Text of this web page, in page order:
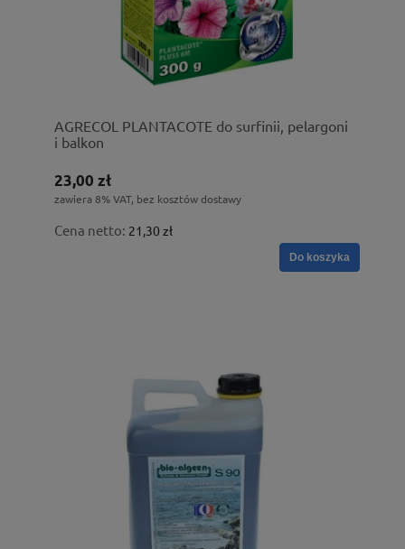
AGRECOL PLANTACOTE do surfinii, pelargoni
i balkon
23,00 zł
zawiera 8% VAT, bez kosztów dostawy
Cena netto: 21,30 zł
Do koszyka